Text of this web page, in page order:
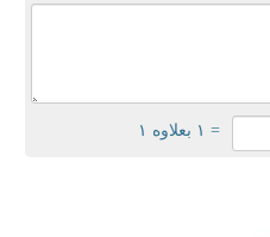
= ۱ بعلاوه ۱